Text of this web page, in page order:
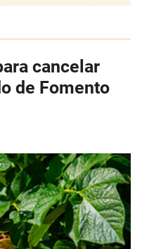
cancelar
de Fomento